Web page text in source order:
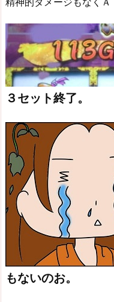
３セット終了。
もないのお。